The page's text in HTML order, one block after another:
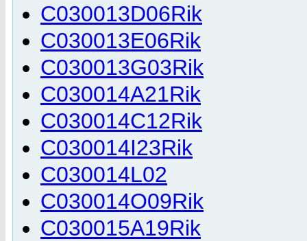
C030013D06Rik
C030013E06Rik
C030013G03Rik
C030014A21Rik
C030014C12Rik
C030014I23Rik
C030014L02
C030014O09Rik
C030015A19Rik